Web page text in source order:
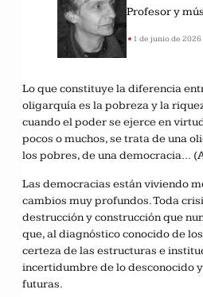
Profesor y
• 1 de junio de 2026
Lo que constituye la diferencia
oligarquía es la pobreza y la
cuando el poder se ejerce en
pocos o muchos, se trata de una
los pobres, de una democracia…
Las democracias están viviendo
cambios muy profundos. Toda
destrucción y construcción que
que, al diagnóstico conocido de
certeza de las estructuras e
incertidumbre de lo desconocido
futuras.